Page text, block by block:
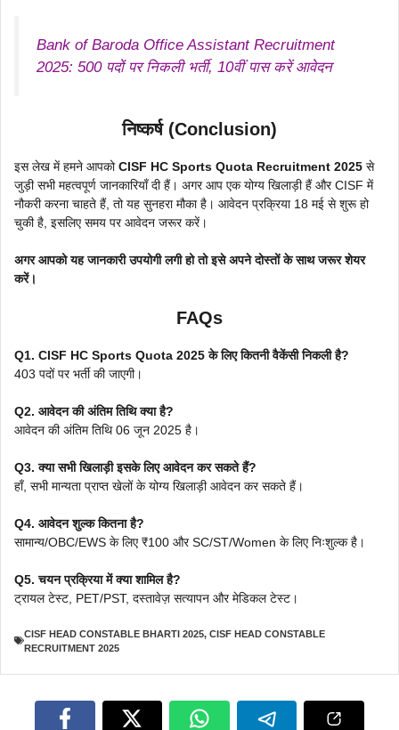
Bank of Baroda Office Assistant Recruitment
2025: 500 पदों पर निकली भर्ती, 10वीं पास करें आवेदन
निष्कर्ष (Conclusion)
इस लेख में हमने आपकोCISF HC Sports Quota Recruitment 2025 से
जुड़ी सभी महत्वपूर्ण जानकारियाँ दी हैं। अगर आप एक योग्य खिलाड़ी हैं और CISF में
नौकरी करना चाहते हैं, तो यह सुनहरा मौका है। आवेदन प्रक्रिया 18 मई से शुरू हो
चुकी है, इसलिए समय पर आवेदन जरूर करें।
अगर आपको यह जानकारी उपयोगी लगी हो तो इसे अपने दोस्तों के साथ जरूर शेयर
करें।
FAQs
Q1. CISF HC Sports Quota 2025 के लिए कितनी वैकेंसी निकली है?
403 पदों पर भर्ती की जाएगी।
Q2. आवेदन की अंतिम तिथि क्या है?
आवेदन की अंतिम तिथि 06 जून 2025 है।
Q3. क्या सभी खिलाड़ी इसके लिए आवेदन कर सकते हैं?
हाँ, सभी मान्यता प्राप्त खेलों के योग्य खिलाड़ी आवेदन कर सकते हैं।
Q4. आवेदन शुल्क कितना है?
सामान्य/OBC/EWS के लिए ₹100 और SC/ST/Women के लिए निःशुल्क है।
Q5. चयन प्रक्रिया में क्या शामिल है?
ट्रायल टेस्ट, PET/PST, दस्तावेज़ सत्यापन और मेडिकल टेस्ट।
CISF HEAD CONSTABLE BHARTI 2025, CISF HEAD CONSTABLE
RECRUITMENT 2025